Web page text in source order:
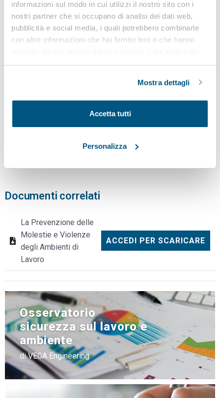
informazioni sul modo in cui utilizzi il nostro sito con i
nostri partner che si occupano di analisi dei dati web,
pubblicità e social media, i quali potrebbero combinarle
con altre informazioni che hai fornito loro o che hanno
“X” in alto a destra si procederà rifiutando tutti i cookie,
Mostra dettagli
Accetta tutti
Personalizza
Tra i soggetti esterni: consiglieri di fiducia, sportelli d’ascolto,
consigliere di parità, sindacati.
FORMAZIONE E SENSIBILIZZAZIONE
Promozione di un linguaggio rispettoso, di una cultura
inclusiva e della sicurezza psicologica.
Per scaricare ulteriori linee guida sull’argomento, clicca su
Documenti correlati
La Prevenzione delle
Molestie e Violenze
degli Ambienti di
Lavoro
ACCEDI PER SCARICARE
Osservatorio
sicurezza sul lavoro e
ambiente
di VEGA Engineering